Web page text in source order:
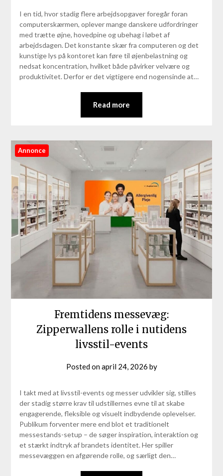
I en tid, hvor stadig flere arbejdsopgaver foregår foran
computerskærmen, oplever mange danskere udfordringer
med trætte øjne, hovedpine og ubehag i løbet af
arbejdsdagen. Det konstante skær fra computeren og det
kunstige lys på kontoret kan føre til øjenbelastning og
nedsat koncentration, hvilket både påvirker velvære og
produktivitet. Derfor er det vigtigere end nogensinde at…
Read more
Annonce
Fremtidens messevæg:
Zipperwallens rolle i nutidens
livsstil-events
Posted onapril 24, 2026 by
I takt med at livsstil-events og messer udvikler sig, stilles
der stadig større krav til udstillernes evne til at skabe
engagerende, fleksible og visuelt indbydende oplevelser.
Publikum forventer mere end blot et traditionelt
messestands-setup – de søger inspiration, interaktion og
et stærkt indtryk af brandets identitet. Her spiller
messevæggen en afgørende rolle, og særligt den…